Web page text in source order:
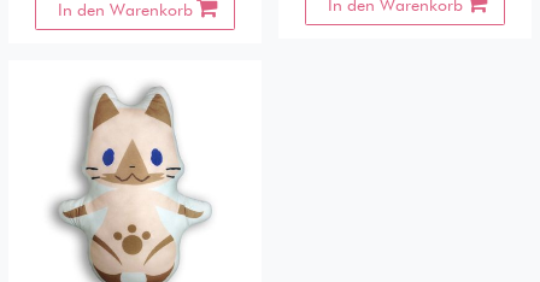
In den Warenkorb In den Warenkorb